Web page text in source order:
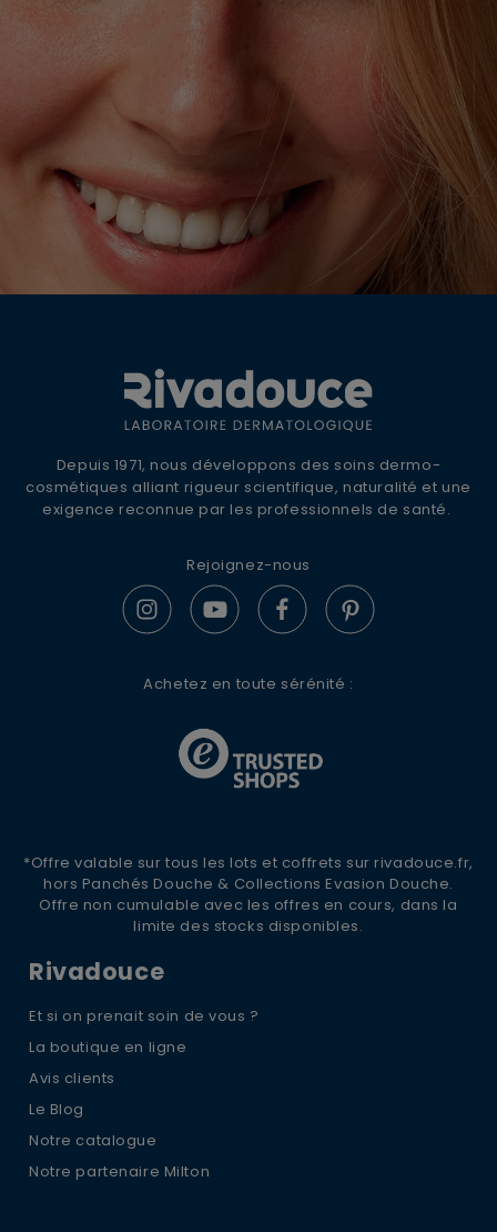
Supprimer le produit ? ×
ANNULER OUI
OFFRE DE BIENVENUE
10% DE REMISE +
LIVRAISON OFFERTE
Inscrivez-vous à la newsletter Rivadouce
pour recevoir nos conseils d'experts, nos
actualités et offres spéciales.
S'ABONNER
Depuis 1971, nous développons des soins dermo-
cosmétiques alliant rigueur scientifique, naturalité et une
exigence reconnue par les professionnels de santé.
Rejoignez-nous
Achetez en toute sérénité :
*Offre valable sur tous les lots et coffrets sur rivadouce.fr,
hors Panchés Douche & Collections Evasion Douche.
Offre non cumulable avec les offres en cours, dans la
limite des stocks disponibles.
Rivadouce
Et si on prenait soin de vous ?
La boutique en ligne
Avis clients
Le Blog
Notre catalogue
Notre partenaire Milton
JE M’INSCRIS
recevoir des communications par e-mail de la part de